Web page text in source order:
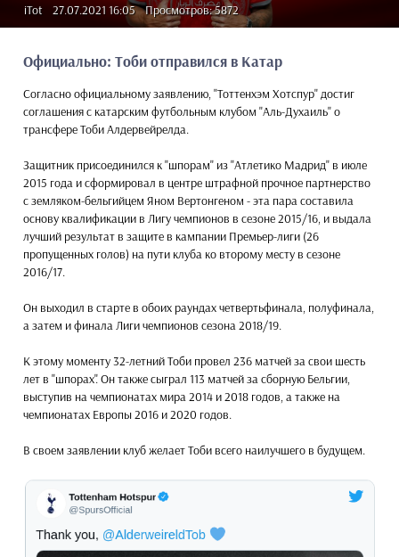
iTot 27.07.2021 16:05 Просмотров: 5872
Официально: Тоби отправился в Катар
Согласно официальному заявлению, "Тоттенхэм Хотспур" достиг
соглашения с катарским футбольным клубом "Аль-Духаиль" о
трансфере Тоби Алдервейрелда.
Защитник присоединился к "шпорам" из "Атлетико Мадрид" в июле
2015 года и сформировал в центре штрафной прочное партнерство
с земляком-бельгийцем Яном Вертонгеном - эта пара составила
основу квалификации в Лигу чемпионов в сезоне 2015/16, и выдала
лучший результат в защите в кампании Премьер-лиги (26
пропущенных голов) на пути клуба ко второму месту в сезоне
2016/17.
Он выходил в старте в обоих раундах четвертьфинала, полуфинала,
а затем и финала Лиги чемпионов сезона 2018/19.
К этому моменту 32-летний Тоби провел 236 матчей за свои шесть
лет в "шпорах". Он также сыграл 113 матчей за сборную Бельгии,
выступив на чемпионатах мира 2014 и 2018 годов, а также на
чемпионатах Европы 2016 и 2020 годов.
В своем заявлении клуб желает Тоби всего наилучшего в будущем.